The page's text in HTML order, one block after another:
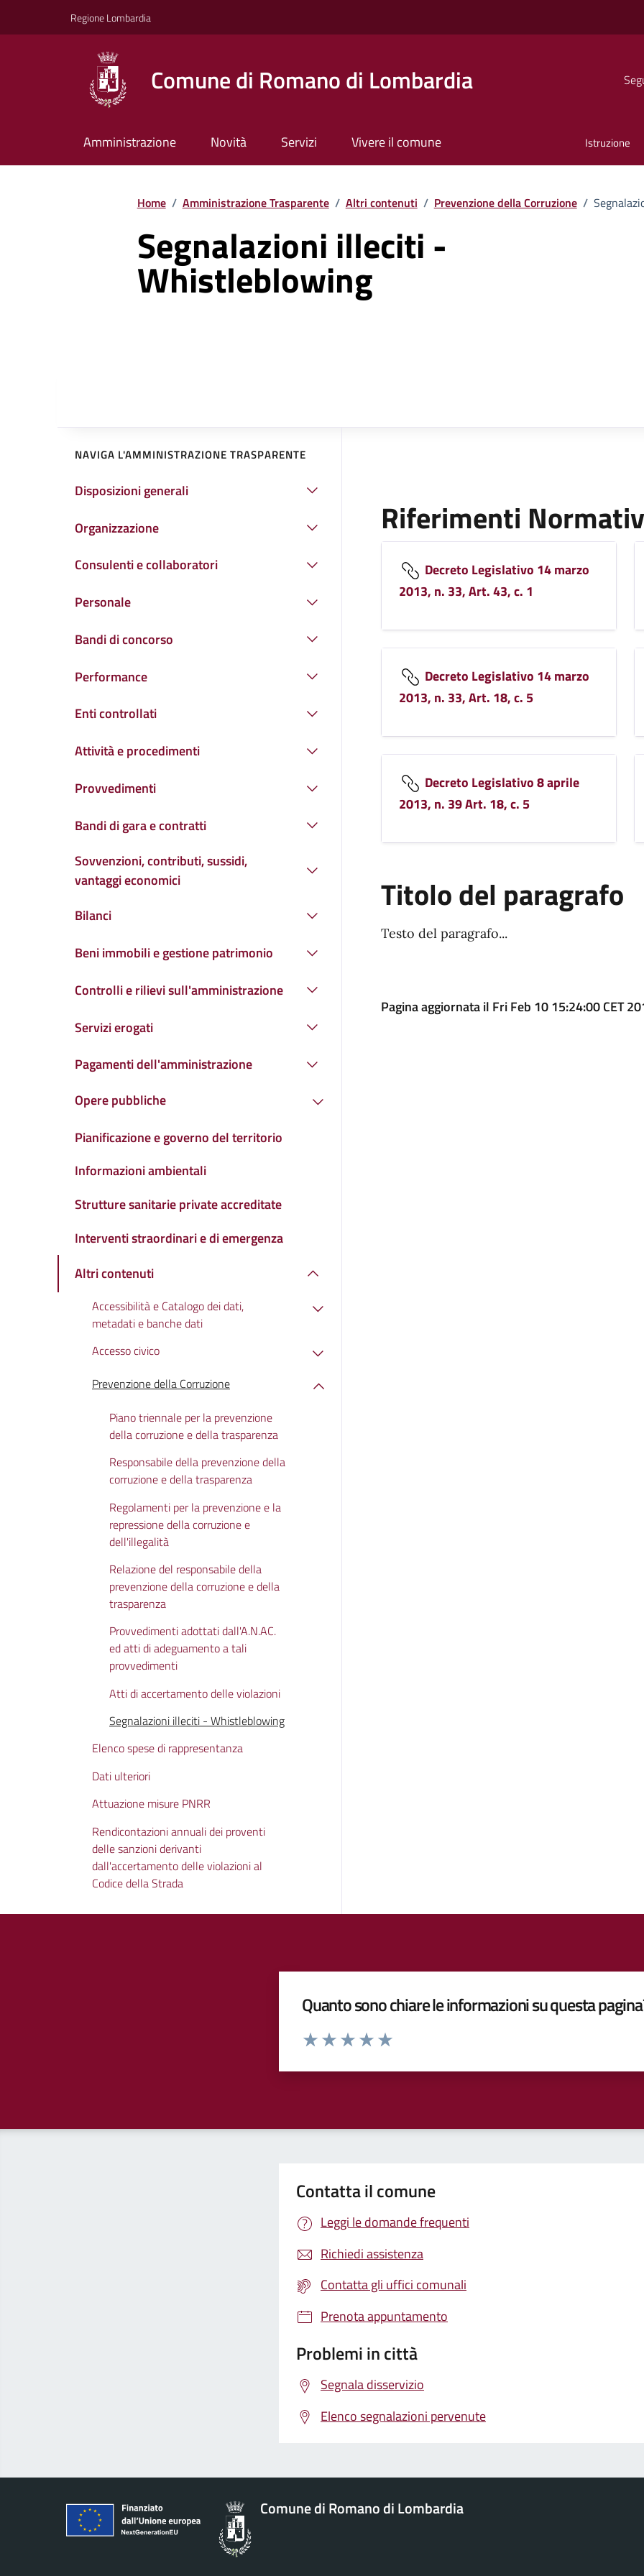
Regione Lombardia
Comune di Romano di Lombardia
Amministrazione Novità Servizi Vivere il comune Istruzione
Home / Amministrazione Trasparente / Altri contenuti / Prevenzione della Corruzione /
Segnalazioni illeciti -
Whistleblowing
NAVIGA L'AMMINISTRAZIONE TRASPARENTE
Disposizioni generali
Organizzazione
Consulenti e collaboratori
Personale
Bandi di concorso
Performance
Enti controllati
Attività e procedimenti
Provvedimenti
Bandi di gara e contratti
Sovvenzioni, contributi, sussidi,
vantaggi economici
Bilanci
Beni immobili e gestione patrimonio
Controlli e rilievi sull'amministrazione
Servizi erogati
Pagamenti dell'amministrazione
Opere pubbliche
Pianificazione e governo del territorio
Informazioni ambientali
Strutture sanitarie private accreditate
Interventi straordinari e di emergenza
Altri contenuti
Accessibilità e Catalogo dei dati,
metadati e banche dati
Accesso civico
Prevenzione della Corruzione
Piano triennale per la prevenzione
della corruzione e della trasparenza
Responsabile della prevenzione della
corruzione e della trasparenza
Regolamenti per la prevenzione e la
repressione della corruzione e
dell'illegalità
Relazione del responsabile della
prevenzione della corruzione e della
trasparenza
Provvedimenti adottati dall'A.N.AC.
ed atti di adeguamento a tali
provvedimenti
Atti di accertamento delle violazioni
Segnalazioni illeciti - Whistleblowing
Elenco spese di rappresentanza
Dati ulteriori
Attuazione misure PNRR
Rendicontazioni annuali dei proventi
delle sanzioni derivanti
dall'accertamento delle violazioni al
Codice della Strada
Riferimenti
Decreto Legislativo 14 marzo
2013, n. 33, Art. 43, c. 1
Decreto Legislativo 14 marzo
2013, n. 33, Art. 18, c. 5
Decreto Legislativo 8 aprile
2013, n. 39 Art. 18, c. 5
Titolo del paragrafo
Testo del paragrafo...
Pagina aggiornata il Fri Feb 10 15:24:00 CET
Quanto sono chiare le informazioni su questa
Valuta da 1 a 5 stelle la pagina
Contatta il comune
Leggi le domande frequenti
Richiedi assistenza
Contatta gli uffici comunali
Prenota appuntamento
Problemi in città
Segnala disservizio
Elenco segnalazioni pervenute
Comune di Romano di Lombardia